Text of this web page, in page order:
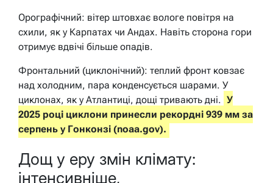
Орографічний: вітер штовхає вологе повітря на
схили, як у Карпатах чи Андах. Навіть сторона гори
отримує вдвічі більше опадів.
Фронтальний (циклонічний): теплий фронт ковзає
над холодним, пара конденсується шарами. У
циклонах, як у Атлантиці, дощі тривають дні. У
2025 році циклони принесли рекордні 939 мм за
серпень у Гонконзі (noaa.gov).
Дощ у еру змін клімату:
інтенсивніше,